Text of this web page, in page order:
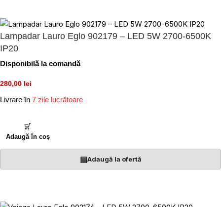
Lampadar Lauro Eglo 902179 – LED 5W 2700-6500K
IP20
Disponibilă la comandă
280,00 lei
Livrare în 7 zile lucrătoare
Adaugă în coș
▤Adaugă la ofertă